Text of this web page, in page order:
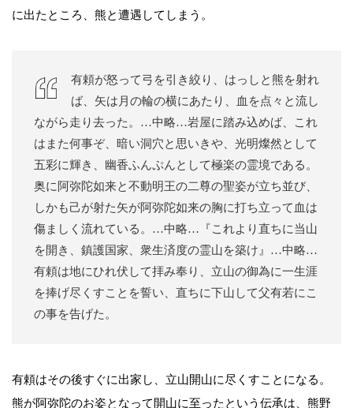
に出たところ、熊と遭遇してしまう。
有頼が怒って弓を引き絞り、はっしと熊を射れ
ば、矢は月の輪の横にあたり、血を点々と流し
ながら走り去った。…中略…岩屋に踏み込めば、これ
はまた何事ぞ、暗い洞穴と思いきや、光明燦然として
五彩に輝き、幽香ふんぷんとして極楽の霊境である。
奥に阿弥陀如来と不動明王の二尊の聖姿が立ち並び、
しかも己が射た矢が阿弥陀如来の胸に打ち立って血は
傷ましく流れている。…中略…『これより直ちに当山
を開き、鎮護国家、衆生済度の霊山を築け』…中略…
有頼は地にひれ伏して拝み奉り、立山の御為に一生涯
を捧げ尽くすことを誓い、直ちに下山して父有若にこ
の事を告げた。
有頼はその後すぐに出家し、立山開山に尽くすことになる。
熊が阿弥陀のお姿となって開山に至ったという伝承は、熊野